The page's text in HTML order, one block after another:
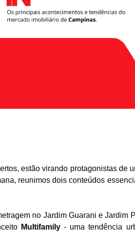
estão virando protagonistas de
reunimos dois conteúdos
no Jardim Guarani e Jardim
Multifamily - uma tendência